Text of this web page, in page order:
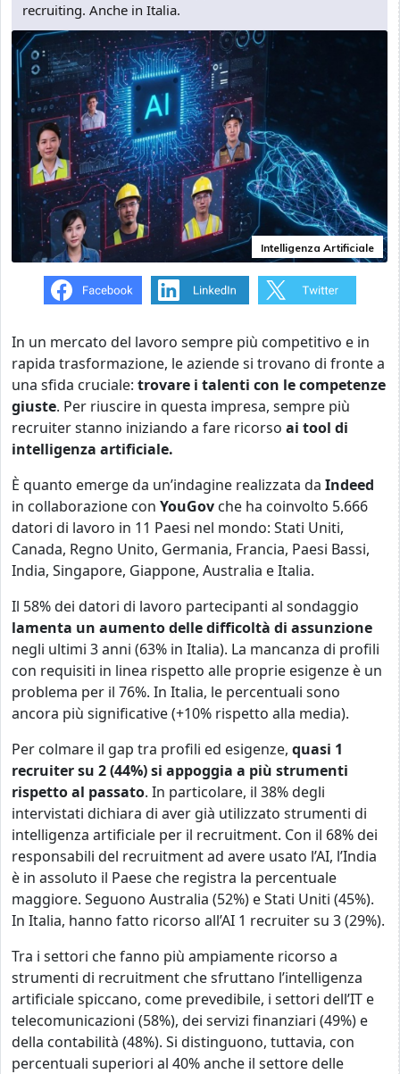
recruiting. Anche in Italia.
Intelligenza Artificiale
In un mercato del lavoro sempre più competitivo e in
rapida trasformazione, le aziende si trovano di fronte a
una sfida cruciale: trovare i talenti con le competenze
giuste. Per riuscire in questa impresa, sempre più
recruiter stanno iniziando a fare ricorso ai tool di
intelligenza artificiale.
È quanto emerge da un’indagine realizzata da Indeed
in collaborazione con YouGov che ha coinvolto 5.666
datori di lavoro in 11 Paesi nel mondo: Stati Uniti,
Canada, Regno Unito, Germania, Francia, Paesi Bassi,
India, Singapore, Giappone, Australia e Italia.
Il 58% dei datori di lavoro partecipanti al sondaggio
lamenta un aumento delle difficoltà di assunzione
negli ultimi 3 anni (63% in Italia). La mancanza di profili
con requisiti in linea rispetto alle proprie esigenze è un
problema per il 76%. In Italia, le percentuali sono
ancora più significative (+10% rispetto alla media).
Per colmare il gap tra profili ed esigenze, quasi 1
recruiter su 2 (44%) si appoggia a più strumenti
rispetto al passato. In particolare, il 38% degli
intervistati dichiara di aver già utilizzato strumenti di
intelligenza artificiale per il recruitment. Con il 68% dei
responsabili del recruitment ad avere usato l’AI, l’India
è in assoluto il Paese che registra la percentuale
maggiore. Seguono Australia (52%) e Stati Uniti (45%).
In Italia, hanno fatto ricorso all’AI 1 recruiter su 3 (29%).
Tra i settori che fanno più ampiamente ricorso a
strumenti di recruitment che sfruttano l’intelligenza
artificiale spiccano, come prevedibile, i settori dell’IT e
telecomunicazioni (58%), dei servizi finanziari (49%) e
della contabilità (48%). Si distinguono, tuttavia, con
percentuali superiori al 40% anche il settore delle